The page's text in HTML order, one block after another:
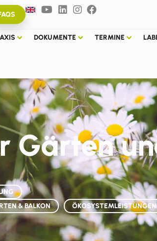
DOKUMENTE TERMINE
Gärten
& BALKON ÖKOSYSTEMLEISTUNGEN